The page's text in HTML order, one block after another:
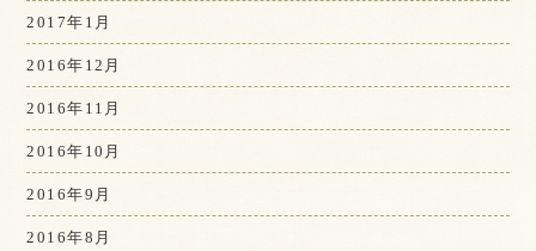
2017年1月
2016年12月
2016年11月
2016年10月
2016年9月
2016年8月